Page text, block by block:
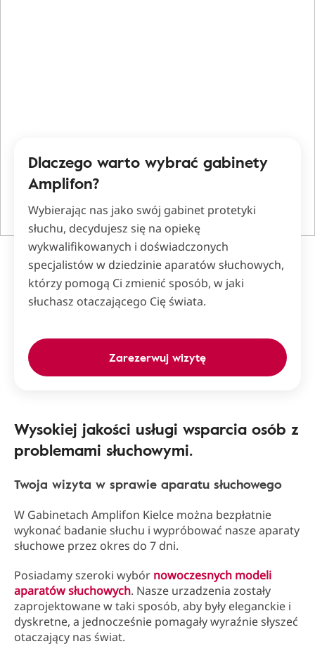
Dlaczego warto wybrać gabinety
Amplifon?
Wybierając nas jako swój gabinet protetyki
słuchu, decydujesz się na opiekę
wykwalifikowanych i doświadczonych
specjalistów w dziedzinie aparatów słuchowych,
którzy pomogą Ci zmienić sposób, w jaki
słuchasz otaczającego Cię świata.
Zarezerwuj wizytę
Wysokiej jakości usługi wsparcia osób z
problemami słuchowymi.
Twoja wizyta w sprawie aparatu słuchowego
W Gabinetach Amplifon Kielce można bezpłatnie
wykonać badanie słuchu i wypróbować nasze aparaty
słuchowe przez okres do 7 dni.
Posiadamy szeroki wybór nowoczesnych modeli
aparatów słuchowych. Nasze urzadzenia zostały
zaprojektowane w taki sposób, aby były eleganckie i
dyskretne, a jednocześnie pomagały wyraźnie słyszeć
otaczający nas świat.